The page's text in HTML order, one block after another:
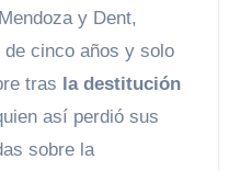
y Dent,
cinco años y solo
tras la destitución
así perdió sus
sobre la